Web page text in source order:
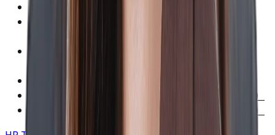
（DYM Recruitment Thailand）
オワハラ防止に関するガイドライン
就活セクハラ防止に関するガイドライン（求人者様）
就活セクハラ防止に関するガイドライン（求職者様）